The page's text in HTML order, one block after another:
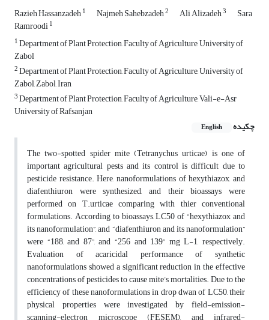
Razieh Hassanzadeh1 Najmeh Sahebzadeh2 Ali Alizadeh3 Sara
Ramroodi1
1Department of Plant Protection, Faculty of Agriculture, University of
Zabol
2Department of Plant Protection, Faculty of Agriculture, University of
Zabol, Zabol, Iran
3Department of Plant Protection, Faculty of Agriculture, Vali-e-Asr
University of Rafsanjan
چکیده
English
The two-spotted spider mite (Tetranychus urticae) is one of
important agricultural pests and its control is difficult due to
pesticide resistance. Here, nanoformulations of hexythiazox, and
diafenthiuron were synthesized, and their bioassays were
performed on T.urticae comparing with thier conventional
formulations. According to bioassays, LC50 of “hexythiazox and
its nanoformulation”, and “diafenthiuron and its nanoformulation”
were “188, and 87”, and “256 and 139” mg L-1, respectively.
Evaluation of acaricidal performance of synthetic
nanoformulations showed a significant reduction in the effective
concentrations of pesticides to cause mite’s mortalities. Due to the
efficiency of these nanoformulations in drop dwan of LC50, their
physical properties were investigated by field-emission-